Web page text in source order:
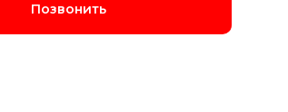
Позвонить